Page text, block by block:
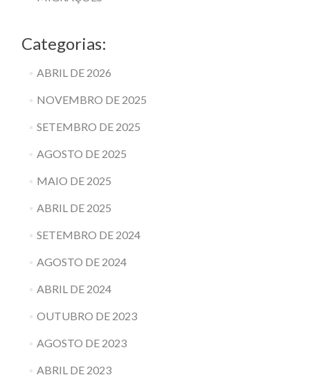
Categorias:
ABRIL DE 2026
NOVEMBRO DE 2025
SETEMBRO DE 2025
AGOSTO DE 2025
MAIO DE 2025
ABRIL DE 2025
SETEMBRO DE 2024
AGOSTO DE 2024
ABRIL DE 2024
OUTUBRO DE 2023
AGOSTO DE 2023
ABRIL DE 2023